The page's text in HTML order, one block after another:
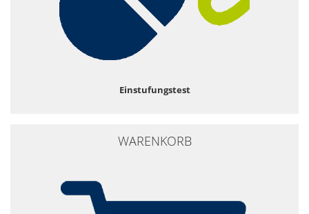
Einstufungstest
WARENKORB